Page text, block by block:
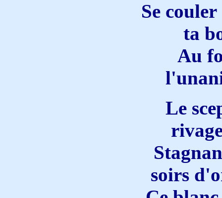
Se
ta
Au
Le
soirs